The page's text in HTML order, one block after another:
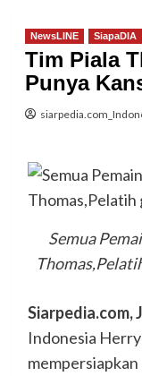
NewsLINE SiapaDIA
Tim Piala
Punya
Semua
Siarpedia.com,
Indonesia
mempersiapkan